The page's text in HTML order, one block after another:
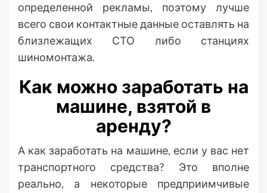
определенной рекламы, поэтому лучше
всего свои контактные данные оставлять на
близлежащих СТО либо станциях
шиномонтажа.
Как можно заработать на
машине, взятой в
аренду?
А как заработать на машине, если у вас нет
транспортного средства? Это вполне
реально, а некоторые предприимчивые